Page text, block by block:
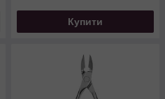
Купити